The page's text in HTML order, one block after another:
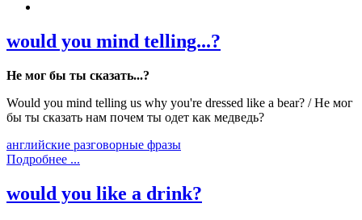
would you mind telling...?
Не мог бы ты сказать...?
Would you mind telling us why you're dressed like a bear? / Не мог
бы ты сказать нам почем ты одет как медведь?
английские разговорные фразы
Подробнее ...
would you like a drink?